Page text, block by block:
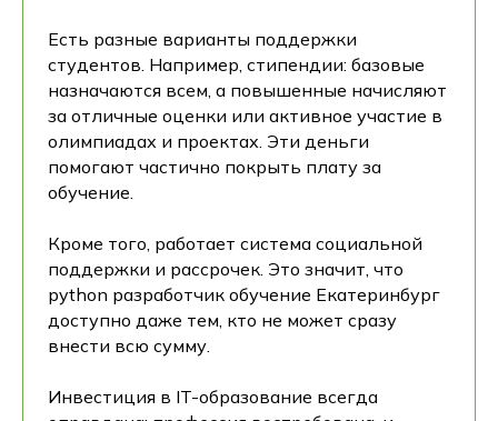
Есть разные варианты поддержки
студентов. Например, стипендии: базовые
назначаются всем, а повышенные начисляют
за отличные оценки или активное участие в
олимпиадах и проектах. Эти деньги
помогают частично покрыть плату за
обучение.
Кроме того, работает система социальной
поддержки и рассрочек. Это значит, что
python разработчик обучение Екатеринбург
доступно даже тем, кто не может сразу
внести всю сумму.
Инвестиция в IT-образование всегда